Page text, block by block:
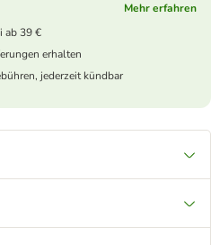
Mehr erfahren
ab 39 €
erhalten
jederzeit kündbar